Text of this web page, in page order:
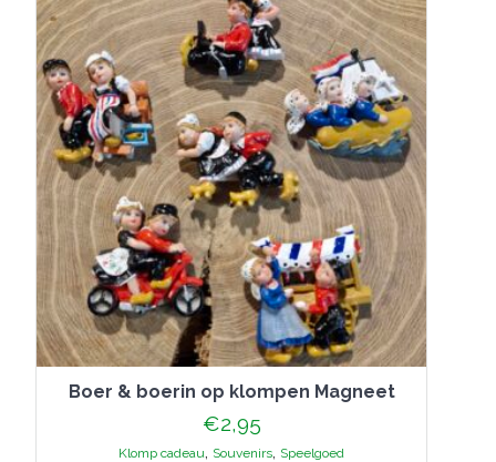
Boer & boerin op klompen Magneet
€2,95
Klomp cadeau, Souvenirs, Speelgoed